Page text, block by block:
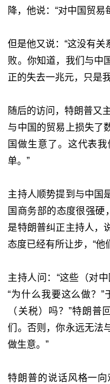
降，他说：“对中国贸易
但是他又说：“这没有
败。你知道，我们与中
正的失去一兆元，只是
随后的访问，特朗普又
与中国的贸易上损失了
国做生意了。这代表
单。”
主持人顺势提到与中国
国商务部的态度很强硬
是特朗普纠正主持人，
态度已经有所让步，“他
主持人问：“这些（对
“为什么我要这么做？”
（关税）吗？”特朗普
们。否则，你永远无法
做生意。”
特朗普的说话风格一